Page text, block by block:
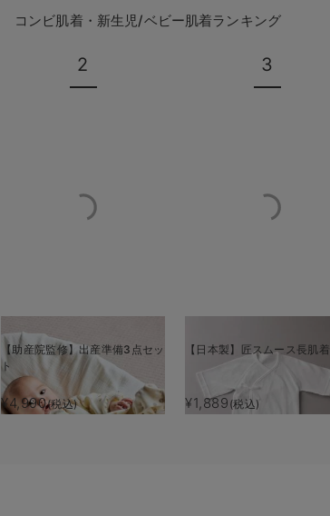
コンビ肌着・新生児/ベビー肌着ランキング
2
【助産院監修】出産準備3点セッ
ト
¥4,990(税込)
3
【日本製】匠スムース長肌着
¥1,889 (税込)